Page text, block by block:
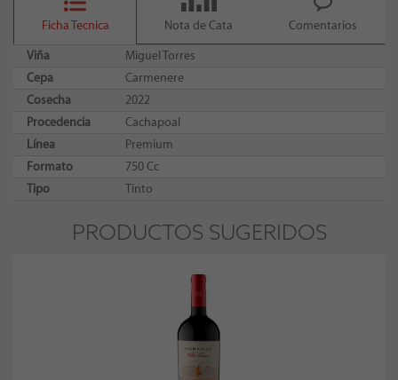
Ficha Tecnica Nota de Cata Comentarios
Viña
Miguel Torres
Cepa
Carmenere
Cosecha
2022
Procedencia
Cachapoal
Línea
Premium
Formato
750 Cc
Tipo
Tinto
PRODUCTOS SUGERIDOS